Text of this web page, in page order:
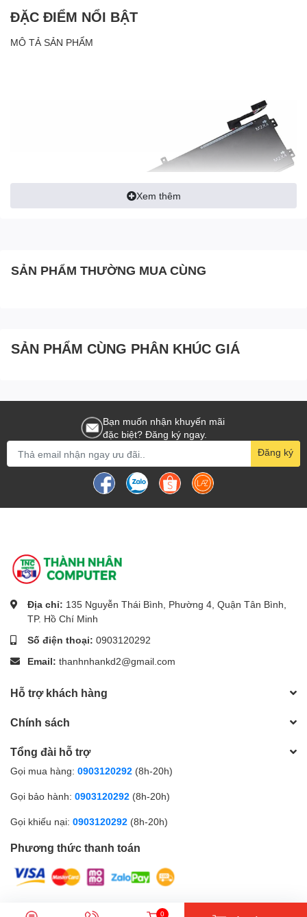
ĐẶC ĐIỂM NỔI BẬT
MÔ TẢ SẢN PHẨM
Xem thêm
SẢN PHẨM THƯỜNG MUA CÙNG
SẢN PHẨM CÙNG PHÂN KHÚC GIÁ
Bạn muốn nhận khuyến mãi
đặc biệt? Đăng ký ngay.
Đăng ký
Địa chỉ: 135 Nguyễn Thái Bình, Phường 4, Quận Tân Bình,
TP. Hồ Chí Minh
Số điện thoại: 0903120292
Email: thanhnhankd2@gmail.com
Hỗ trợ khách hàng
Chính sách
Tổng đài hỗ trợ
Gọi mua hàng: 0903120292 (8h-20h)
Gọi bảo hành: 0903120292 (8h-20h)
Gọi khiếu nại: 0903120292 (8h-20h)
Phương thức thanh toán
© Bản quyền thuộc về CÔNG TY TNHH MTV TMXNK TIN HỌC
0